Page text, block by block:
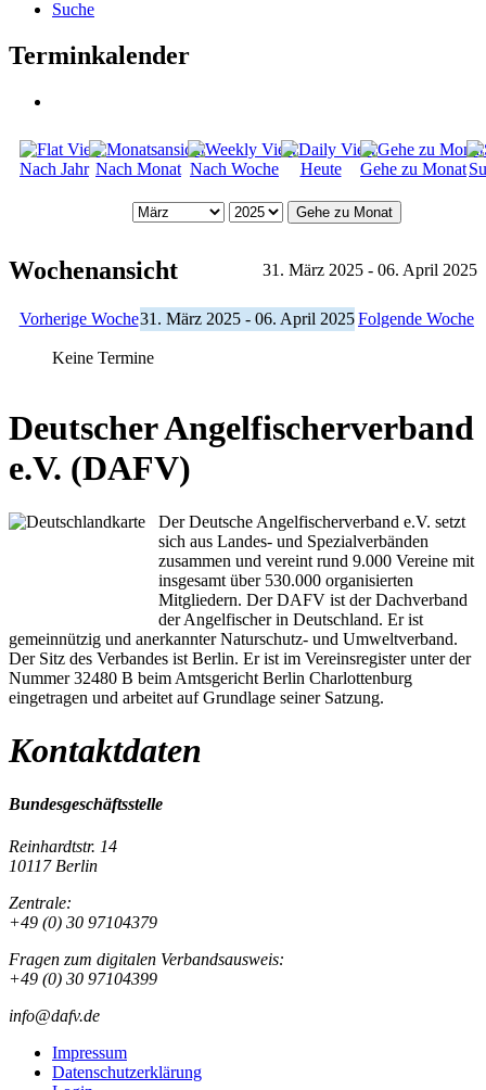
Suche
Terminkalender
Nach Jahr Nach Monat Nach Woche Heute Gehe zu Monat
Gehe zu Monat
Wochenansicht 31. März 2025 - 06. April 2025
Vorherige Woche31. März 2025 - 06. April 2025Folgende Woche
Keine Termine
Deutscher Angelfischerverband
e.V. (DAFV)
Der Deutsche Angelfischerverband e.V. setzt
sich aus Landes- und Spezialverbänden
zusammen und vereint rund 9.000 Vereine mit
insgesamt über 530.000 organisierten
Mitgliedern. Der DAFV ist der Dachverband
der Angelfischer in Deutschland. Er ist
gemeinnützig und anerkannter Naturschutz- und Umweltverband.
Der Sitz des Verbandes ist Berlin. Er ist im Vereinsregister unter der
Nummer 32480 B beim Amtsgericht Berlin Charlottenburg
eingetragen und arbeitet auf Grundlage seiner Satzung.
Kontaktdaten
Bundesgeschäftsstelle
Reinhardtstr. 14
10117 Berlin
Zentrale:
+49 (0) 30 97104379
Fragen zum digitalen Verbandsausweis:
+49 (0) 30 97104399
info@dafv.de
Impressum
Datenschutzerklärung